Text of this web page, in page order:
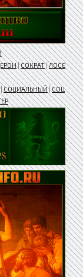
|СОКРАТ|ЛОСЕ
|СОЦИАЛЬНЫЙ|СОЦ